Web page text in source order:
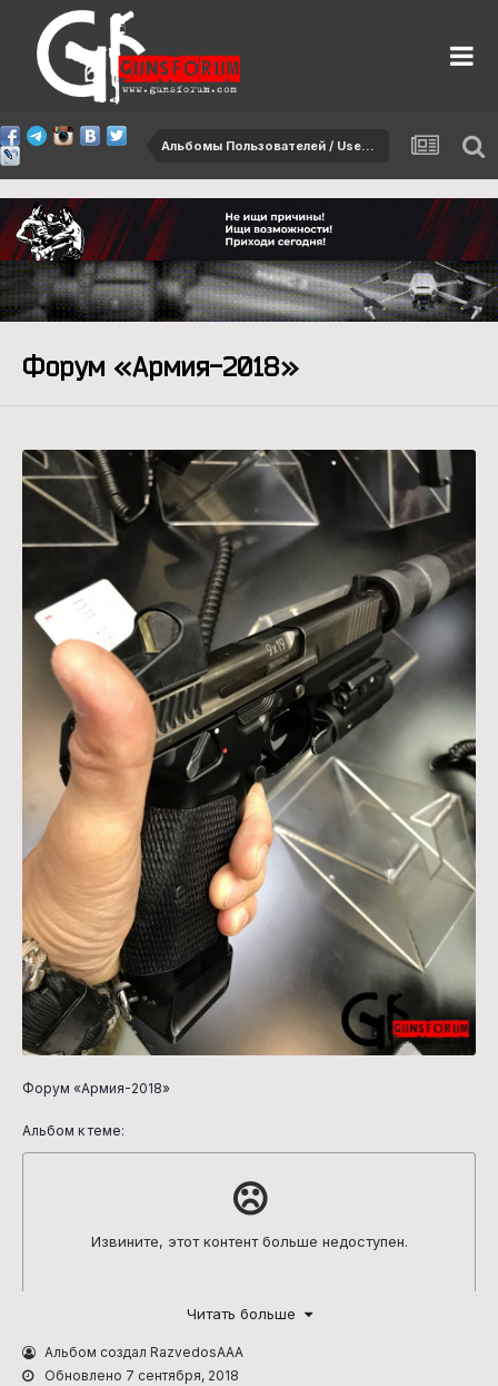
Форум «Армия-2018»
Форум «Армия-2018»
Альбом к теме:
Читать больше
Альбом создал RazvedosAAA
Обновлено 7 сентября, 2018